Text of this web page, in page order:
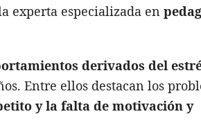
experta especializada en
derivados del
Entre ellos destacan los
y la falta de motivación y